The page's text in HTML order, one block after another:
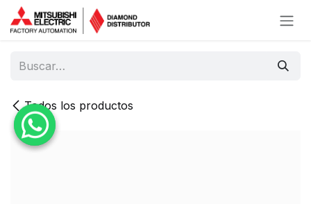
Ir al contenido
Todos los productos